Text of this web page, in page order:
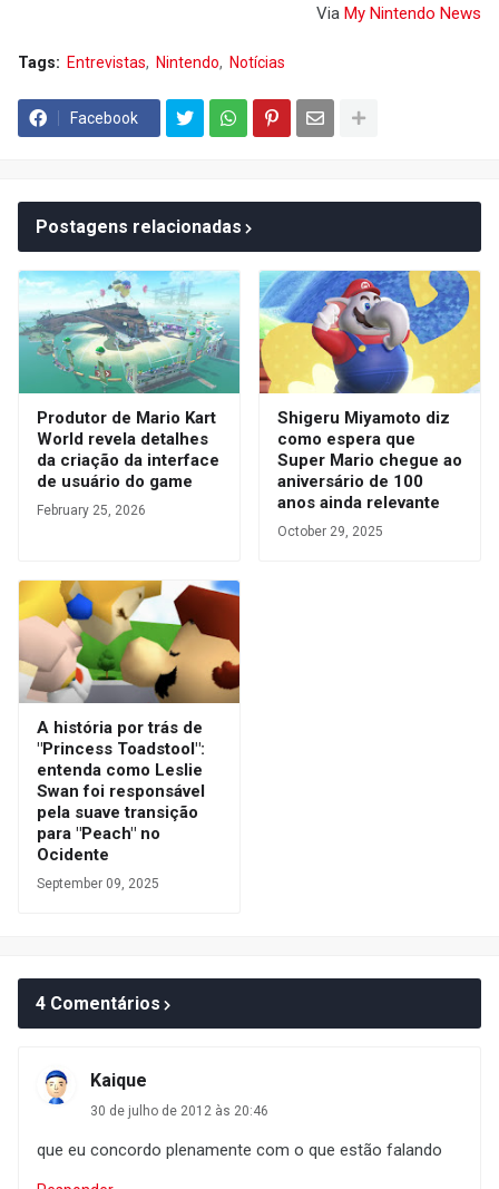
Via My Nintendo News
Tags: Entrevistas Nintendo Notícias
Facebook
Postagens relacionadas
Produtor de Mario Kart
World revela detalhes
da criação da interface
de usuário do game
February 25, 2026
Shigeru Miyamoto diz
como espera que
Super Mario chegue ao
aniversário de 100
anos ainda relevante
October 29, 2025
A história por trás de
"Princess Toadstool":
entenda como Leslie
Swan foi responsável
pela suave transição
para "Peach" no
Ocidente
September 09, 2025
4 Comentários
Kaique
30 de julho de 2012 às 20:46
que eu concordo plenamente com o que estão falando